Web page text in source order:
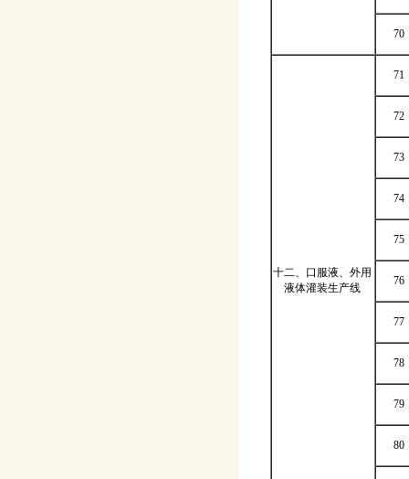
70
十二、口服液、外用
液体灌装生产线
71
72
73
74
75
76
77
78
79
80